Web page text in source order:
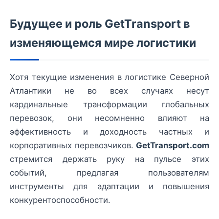
Будущее и роль GetTransport в
изменяющемся мире логистики
Хотя текущие изменения в логистике Северной
Атлантики не во всех случаях несут
кардинальные трансформации глобальных
перевозок, они несомненно влияют на
эффективность и доходность частных и
корпоративных перевозчиков. GetTransport.com
стремится держать руку на пульсе этих
событий, предлагая пользователям
инструменты для адаптации и повышения
конкурентоспособности.